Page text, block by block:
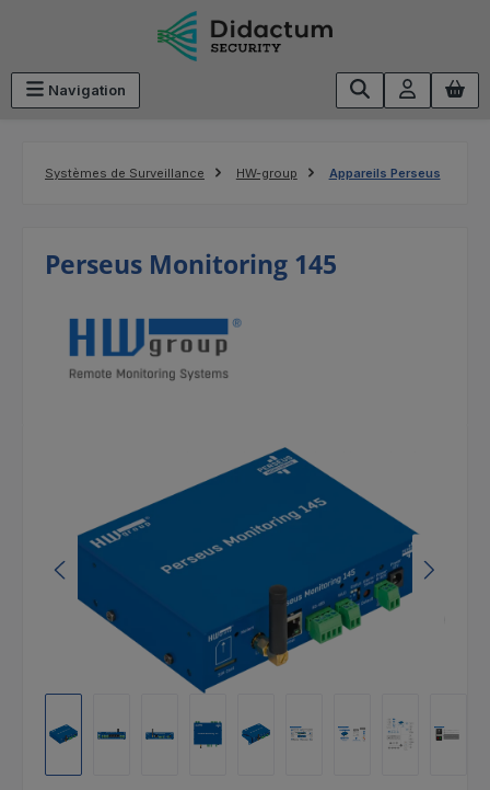
Passer au contenu principal
Navigation
Systèmes de Surveillance HW-group Appareils Perseus
Perseus Monitoring 145